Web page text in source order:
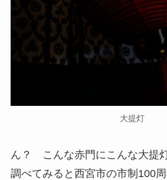
大提灯
ん？ こんな赤門にこんな大提
調べてみると西宮市の市制100